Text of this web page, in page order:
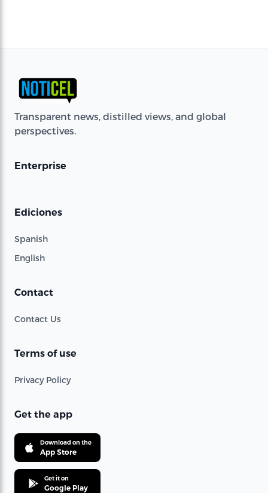
Transparent news, distilled views, and global
perspectives.
Enterprise
Ediciones
Spanish
English
Contact
Contact Us
Terms of use
Privacy Policy
Get the app
Download on the
App Store
Get it on
Google Play